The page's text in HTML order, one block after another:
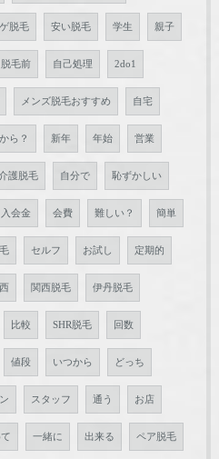
脱毛 安い脱毛 学生 親子
脱毛前 自己処理 2do1
メンズ脱毛おすすめ 自宅
ら？ 新年 年始 営業
護脱毛 自分で 恥ずかしい
入会金 会費 難しい？ 簡単
セルフ お試し 定期的
関西脱毛 伊丹脱毛
比較 SHR脱毛 回数
値段 いつから どっち
スタッフ 通う お店
一緒に 出来る ペア脱毛